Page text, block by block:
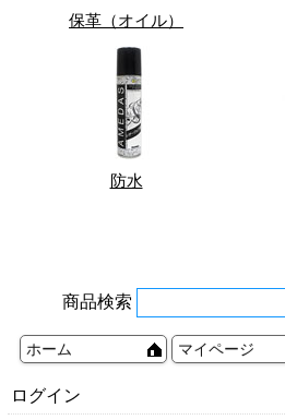
保革（オイル）
防水
商品検索
ホーム マイページ
ログイン